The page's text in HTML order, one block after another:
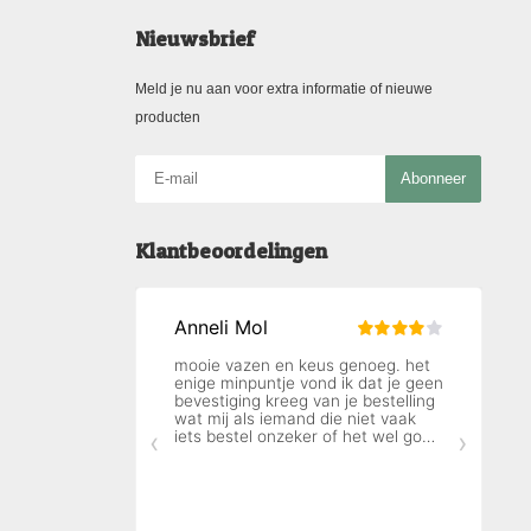
Nieuwsbrief
Meld je nu aan voor extra informatie of nieuwe
producten
Abonneer
Klantbeoordelingen